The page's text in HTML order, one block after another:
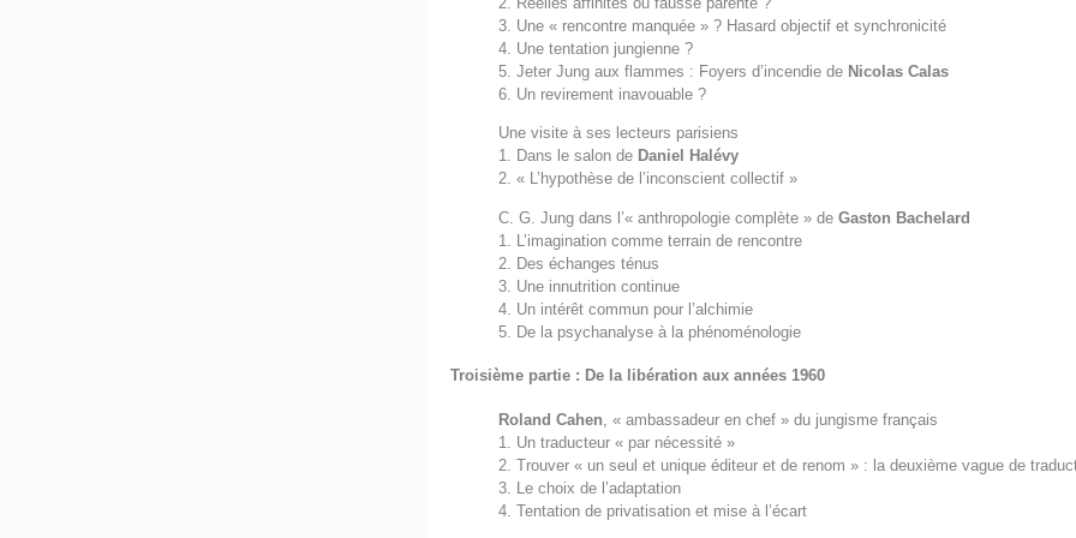
3. Une « rencontre manquée » ? Hasard objectif et synchronicité
4. Une tentation jungienne ?
5. Jeter Jung aux flammes : Foyers d’incendie de Nicolas Calas
6. Un revirement inavouable ?
Une visite à ses lecteurs parisiens
1. Dans le salon de Daniel Halévy
2. « L’hypothèse de l’inconscient collectif »
C. G. Jung dans l’« anthropologie complète » deGaston Bachelard
1. L’imagination comme terrain de rencontre
2. Des échanges ténus
3. Une innutrition continue
4. Un intérêt commun pour l’alchimie
5. De la psychanalyse à la phénoménologie
Troisième partie : De la libération aux années 1960
Roland Cahen, « ambassadeur en chef » du jungisme français
1. Un traducteur « par nécessité »
2. Trouver « un seul et unique éditeur et de renom » : la deuxième vague de
3. Le choix de l’adaptation
4. Tentation de privatisation et mise à l’écart